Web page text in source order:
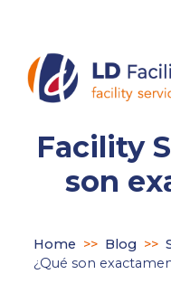
Facility
son
Home >> Blog >>
¿Qué son